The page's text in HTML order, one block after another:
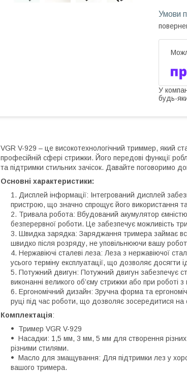
У
будь-
VGR V-929 – це високотехнологічний триммер, який
професійній сфері стрижки. Його передові функції
та підтримки стильних зачісок. Давайте поговоримо
Основні характеристики:
Дисплей інформації: Інтегрований дисплей
пристрою, що значно спрощує його використання
Тривала робота: Вбудований акумулятор
безперервної роботи. Це забезпечує можливість
Швидка зарядка: Заряджання тримера займає
швидко після розряду, не уповільнюючи вашу
Нержавіючі сталеві леза: Леза з нержавіючої
усього терміну експлуатації, що дозволяє досягти
Потужний двигун: Потужний двигун забезпечує
виконанні великого об’єму стрижки або при роботі
Ергономічний дизайн: Зручна форма та
руці під час роботи, що дозволяє зосередитися на
Комплектація:
Тример VGR V-929
Насадки: 1,5 мм, 3 мм, 5 мм для створення
різними стилями.
Масло для змащування: Для підтримки лез у
вашого тримера.